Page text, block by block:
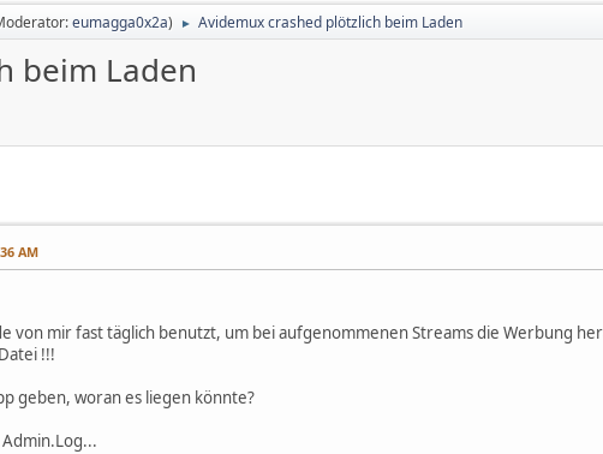
eumagga0x2a) ► Avidemux crashed plötzlich beim Laden
beim Laden
AM
von mir fast täglich benutzt, um bei aufgenommenen Streams die Werbung
!!!
geben, woran es liegen könnte?